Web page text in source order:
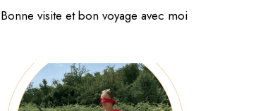
Bonne visite et bon voyage avec moi